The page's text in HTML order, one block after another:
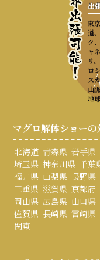
出
東
道
ク
ャ
リ
ロ
ス
山
地
マグロ解体ショー
北海道 青森県 岩手県
埼玉県 神奈川県 千葉
福井県 山梨県 長野県
三重県 滋賀県 京都府
岡山県 広島県 山口県
佐賀県 長崎県 宮崎県
関東